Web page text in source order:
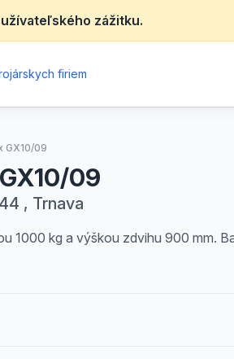
zážitku.
firiem
GX10/09
09
, Trnava
1000 kg a výškou zdvihu 900 mm.